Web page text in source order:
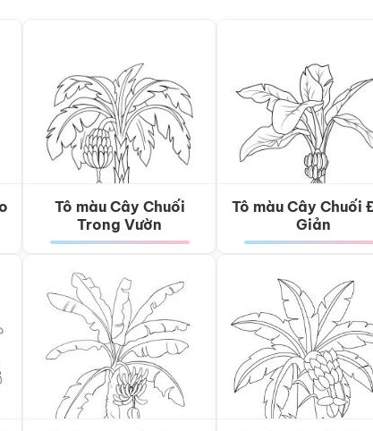
Tô màu Cây Chuối
Trong Vườn
Tô màu Cây Chuối
Giản